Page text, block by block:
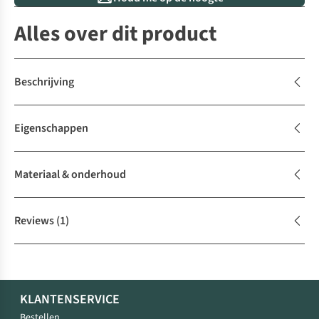
Alles over dit product
Beschrijving
Eigenschappen
Materiaal & onderhoud
Reviews(1)
KLANTENSERVICE